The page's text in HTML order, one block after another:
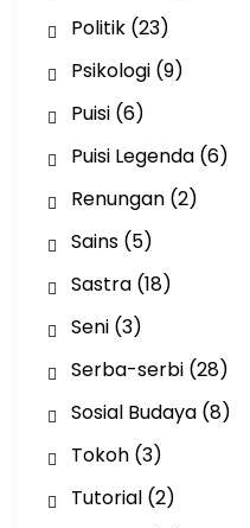
Politik(23)
Psikologi(9)
Puisi(6)
Puisi Legenda(6)
Renungan(2)
Sains(5)
Sastra(18)
Seni(3)
Serba-serbi(28)
Sosial Budaya(8)
Tokoh(3)
Tutorial(2)